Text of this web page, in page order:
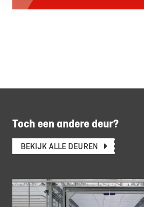
Toch een andere deur?
BEKIJK ALLE DEUREN